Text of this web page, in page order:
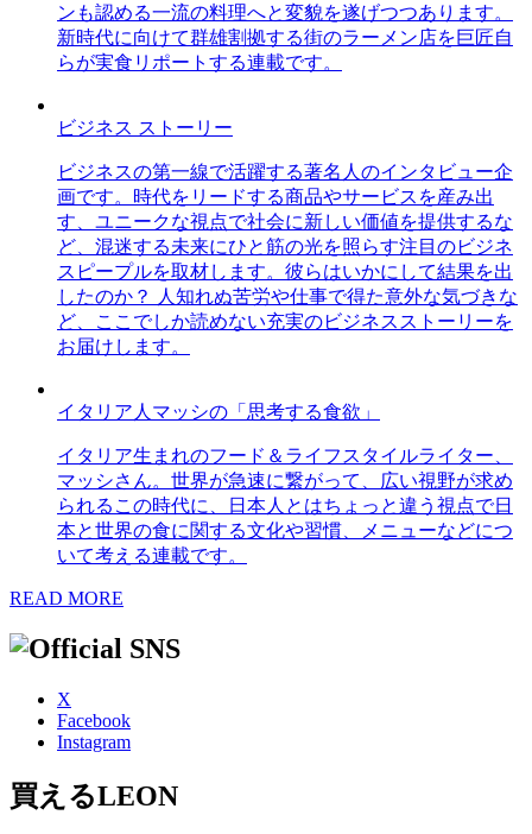
ンも認める一流の料理へと変貌を遂げつつあります。
新時代に向けて群雄割拠する街のラーメン店を巨匠自
らが実食リポートする連載です。
ビジネス ストーリー
ビジネスの第一線で活躍する著名人のインタビュー企
画です。時代をリードする商品やサービスを産み出
す、ユニークな視点で社会に新しい価値を提供するな
ど、混迷する未来にひと筋の光を照らす注目のビジネ
スピープルを取材します。彼らはいかにして結果を出
したのか？ 人知れぬ苦労や仕事で得た意外な気づきな
ど、ここでしか読めない充実のビジネスストーリーを
お届けします。
イタリア人マッシの「思考する食欲」
イタリア生まれのフード＆ライフスタイルライター、
マッシさん。世界が急速に繋がって、広い視野が求め
られるこの時代に、日本人とはちょっと違う視点で日
本と世界の食に関する文化や習慣、メニューなどにつ
いて考える連載です。
READ MORE
X
Facebook
Instagram
買えるLEON